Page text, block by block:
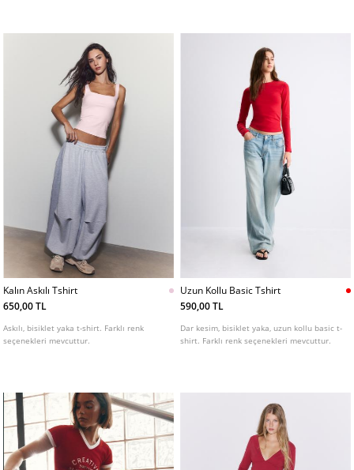
Kalın Askılı Tshirt
650,00 TL
Askılı, bisiklet yaka t-shirt. Farklı renk
seçenekleri mevcuttur.
Uzun Kollu Basic Tshirt
590,00 TL
Dar kesim, bisiklet yaka, uzun kollu basic t-
shirt. Farklı renk seçenekleri mevcuttur.